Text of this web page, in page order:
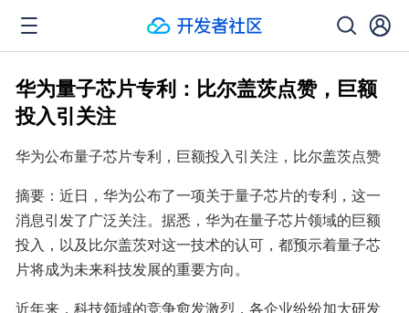
华为量子芯片专利：比尔盖茨点赞，巨额
投入引关注
华为公布量子芯片专利，巨额投入引关注，比尔盖茨点赞
摘要：近日，华为公布了一项关于量子芯片的专利，这一
消息引发了广泛关注。据悉，华为在量子芯片领域的巨额
投入，以及比尔盖茨对这一技术的认可，都预示着量子芯
片将成为未来科技发展的重要方向。
近年来，科技领域的竞争愈发激烈，各企业纷纷加大研发